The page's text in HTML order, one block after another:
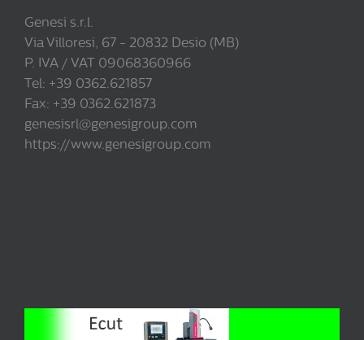
Genesi s.r.l.
Via Villoresi, 67 - 20832 Desio (MB)
P. IVA / VAT 09068360966
Tel: +39 0362.621857
Fax: +39 0362.621873
genesisrl@genesigroup.com
https://www.genesigroup.com